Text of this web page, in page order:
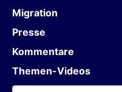
Migration
Presse
Kommentare
Themen-Videos